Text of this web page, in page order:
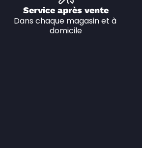
Service après vente
Dans chaque magasin et à
domicile